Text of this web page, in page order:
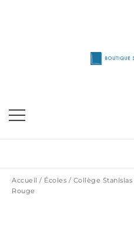
Accueil / Écoles / Collège Stanislas
Rouge